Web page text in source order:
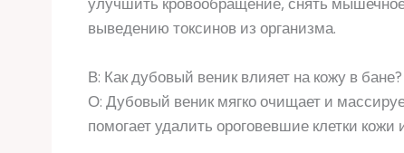
выведению токсинов из организма.
В: Как дубовый веник влияет на кожу в бане?
О: Дубовый веник мягко очищает и
помогает удалить ороговевшие клетки кожи